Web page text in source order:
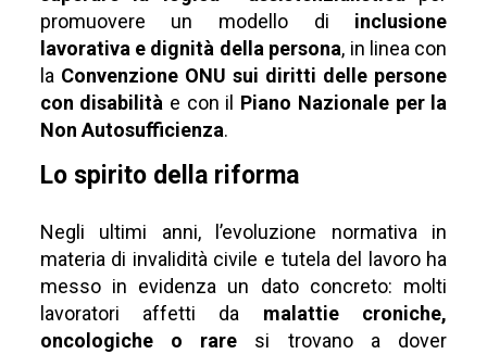
promuovere un modello di inclusione
lavorativa e dignità della persona, in linea con
la Convenzione ONU sui diritti delle persone
con disabilità e con il Piano Nazionale per la
Non Autosufficienza.
Lo spirito della riforma
Negli ultimi anni, l’evoluzione normativa in
materia di invalidità civile e tutela del lavoro ha
messo in evidenza un dato concreto: molti
lavoratori affetti da malattie croniche,
oncologiche o rare si trovano a dover